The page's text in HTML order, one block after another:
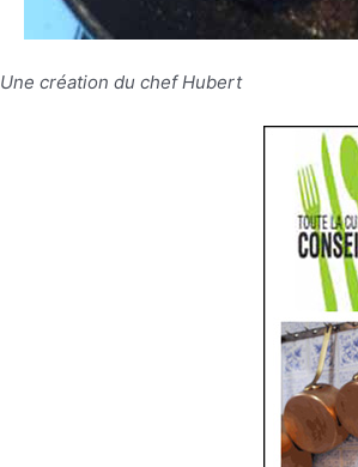
Une création du chef Hubert